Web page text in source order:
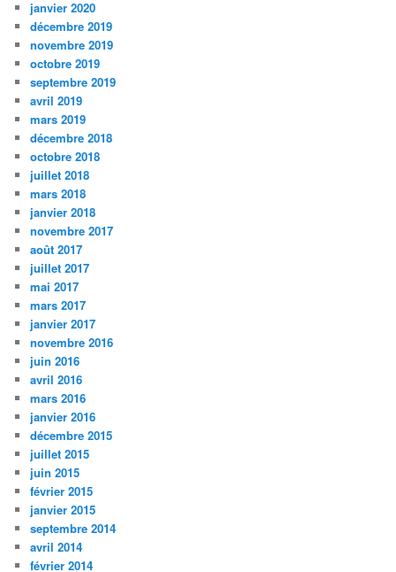
janvier 2020
décembre 2019
novembre 2019
octobre 2019
septembre 2019
avril 2019
mars 2019
décembre 2018
octobre 2018
juillet 2018
mars 2018
janvier 2018
novembre 2017
août 2017
juillet 2017
mai 2017
mars 2017
janvier 2017
novembre 2016
juin 2016
avril 2016
mars 2016
janvier 2016
décembre 2015
juillet 2015
juin 2015
février 2015
janvier 2015
septembre 2014
avril 2014
février 2014